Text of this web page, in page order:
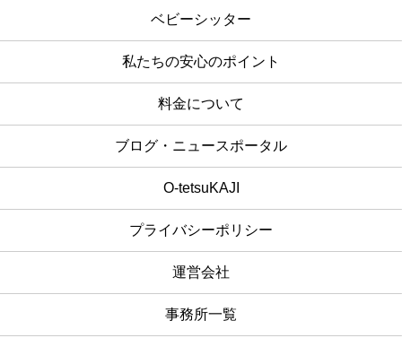
ベビーシッター
私たちの安心のポイント
料金について
ブログ・ニュースポータル
O-tetsuKAJI
プライバシーポリシー
運営会社
事務所一覧